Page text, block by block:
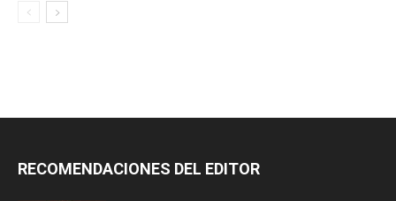
RECOMENDACIONES DEL EDITOR